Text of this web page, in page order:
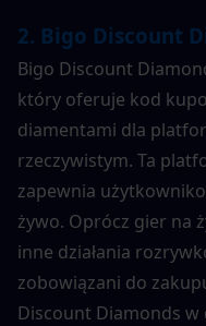
2. Bigo Discount
Bigo Discount
który oferuje kod
diamentami dla
rzeczywistym. Ta
zapewnia
żywo. Oprócz gier na
inne działania
zobowiązani do
Discount Diamonds w